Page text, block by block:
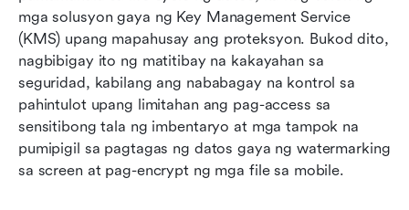
mga solusyon gaya ng Key Management Service
(KMS) upang mapahusay ang proteksyon. Bukod dito,
nagbibigay ito ng matitibay na kakayahan sa
seguridad, kabilang ang nababagay na kontrol sa
pahintulot upang limitahan ang pag-access sa
sensitibong tala ng imbentaryo at mga tampok na
pumipigil sa pagtagas ng datos gaya ng watermarking
sa screen at pag-encrypt ng mga file sa mobile.